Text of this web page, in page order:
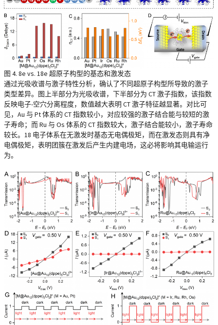
图 4. 8e vs. 18e 超原子构型的基态和激发态
通过光吸收谱与激子特性分析，确认了不同超原子构型所导致的激子
类型差异。图上半部分为光吸收谱，下半部分为 CT 激子指数，该指数
反映电子-空穴分离程度，数值越大表明 CT 激子特征越显著。对比可
见，Au 与 Pt 体系的 CT 指数较小，对应较强的激子结合能与较短的激
子寿命；而 Ru 与 Os 体系的 CT 指数较大，激子结合能较小，激子寿命
较长。18 电子体系在无激发时基态无电偶极矩，而在激发态则具有净
电偶极矩，表明团簇在激发后产生内建电场，这必将影响其电输运行
为。